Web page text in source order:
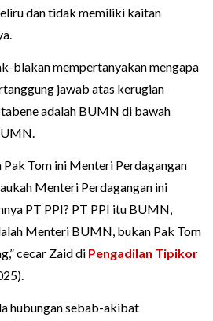
dan tidak memiliki kaitan
blakan mempertanyakan mengapa
jawab atas kerugian
adalah BUMN di bawah
Pak Tom ini Menteri Perdagangan
Menteri Perdagangan ini
PT PPI? PT PPI itu BUMN,
Menteri BUMN, bukan Pak Tom
cecar Zaid di Pengadilan Tipikor
hubungan sebab-akibat